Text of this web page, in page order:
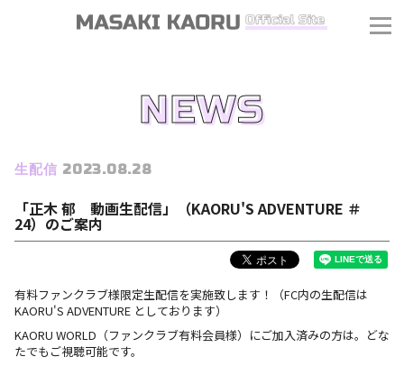
NEWS
生配信 2023.08.28
「正木 郁 動画生配信」（KAORU'S ADVENTURE ＃
24）のご案内
有料ファンクラブ様限定生配信を実施致します！（FC内の生配信は
KAORU'S ADVENTURE としております）
KAORU WORLD（ファンクラブ有料会員様）にご加入済みの方は。どな
たでもご視聴可能です。